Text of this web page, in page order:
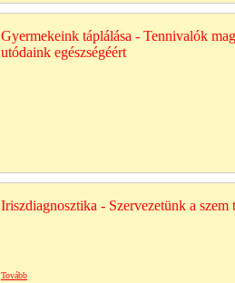
Gyermekeink táplálása - Tennivalók
utódaink egészségéért
Iriszdiagnosztika - Szervezetünk a szem
Tovább